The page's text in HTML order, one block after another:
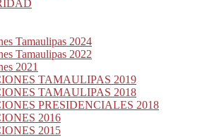
Tamaulipas 2024
Tamaulipas 2022
2021
TAMAULIPAS 2019
TAMAULIPAS 2018
PRESIDENCIALES 2018
2016
2015